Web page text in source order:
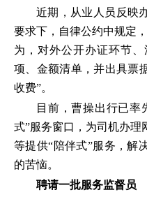
近期，从业人员反映
要求下，自律公约中规定
为，对外公开办证环节
项、金额清单，并出具票
收费”。
目前，曹操出行已率
式”服务窗口，为司机办
等提供“陪伴式”服务，解
的苦恼。
聘请一批服务监督员